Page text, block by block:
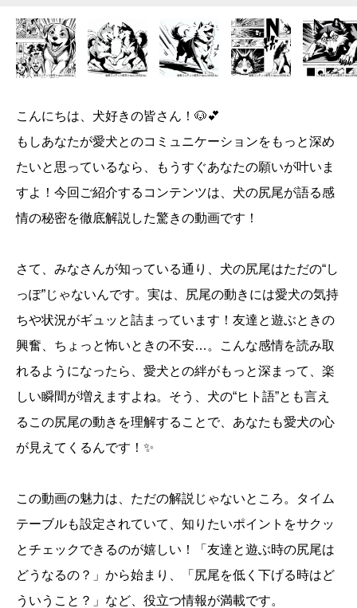
こんにちは、犬好きの皆さん！🐶💕
もしあなたが愛犬とのコミュニケーションをもっと深め
たいと思っているなら、もうすぐあなたの願いが叶いま
すよ！今回ご紹介するコンテンツは、犬の尻尾が語る感
情の秘密を徹底解説した驚きの動画です！
さて、みなさんが知っている通り、犬の尻尾はただの“し
っぽ”じゃないんです。実は、尻尾の動きには愛犬の気持
ちや状況がギュッと詰まっています！友達と遊ぶときの
興奮、ちょっと怖いときの不安…。こんな感情を読み取
れるようになったら、愛犬との絆がもっと深まって、楽
しい瞬間が増えますよね。そう、犬の“ヒト語”とも言え
るこの尻尾の動きを理解することで、あなたも愛犬の心
が見えてくるんです！✨
この動画の魅力は、ただの解説じゃないところ。タイム
テーブルも設定されていて、知りたいポイントをサクッ
とチェックできるのが嬉しい！「友達と遊ぶ時の尻尾は
どうなるの？」から始まり、「尻尾を低く下げる時はど
ういうこと？」など、役立つ情報が満載です。